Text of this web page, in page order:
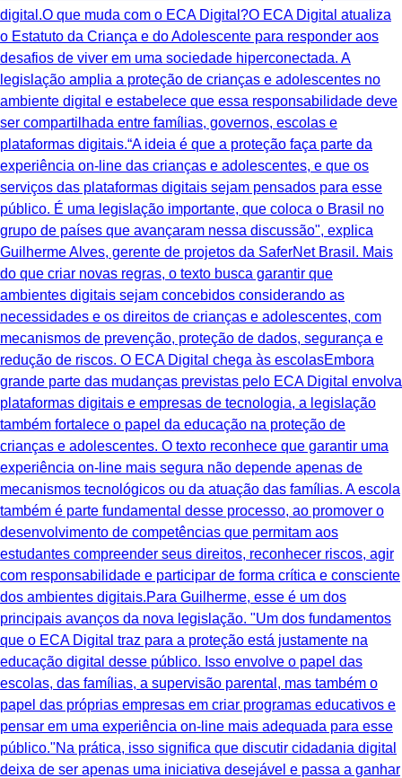
digital.O que muda com o ECA Digital?O ECA Digital atualiza
o Estatuto da Criança e do Adolescente para responder aos
desafios de viver em uma sociedade hiperconectada. A
legislação amplia a proteção de crianças e adolescentes no
ambiente digital e estabelece que essa responsabilidade deve
ser compartilhada entre famílias, governos, escolas e
plataformas digitais.“A ideia é que a proteção faça parte da
experiência on-line das crianças e adolescentes, e que os
serviços das plataformas digitais sejam pensados para esse
público. É uma legislação importante, que coloca o Brasil no
grupo de países que avançaram nessa discussão", explica
Guilherme Alves, gerente de projetos da SaferNet Brasil. Mais
do que criar novas regras, o texto busca garantir que
ambientes digitais sejam concebidos considerando as
necessidades e os direitos de crianças e adolescentes, com
mecanismos de prevenção, proteção de dados, segurança e
redução de riscos. O ECA Digital chega às escolasEmbora
grande parte das mudanças previstas pelo ECA Digital envolva
plataformas digitais e empresas de tecnologia, a legislação
também fortalece o papel da educação na proteção de
crianças e adolescentes. O texto reconhece que garantir uma
experiência on-line mais segura não depende apenas de
mecanismos tecnológicos ou da atuação das famílias. A escola
também é parte fundamental desse processo, ao promover o
desenvolvimento de competências que permitam aos
estudantes compreender seus direitos, reconhecer riscos, agir
com responsabilidade e participar de forma crítica e consciente
dos ambientes digitais.Para Guilherme, esse é um dos
principais avanços da nova legislação. "Um dos fundamentos
que o ECA Digital traz para a proteção está justamente na
educação digital desse público. Isso envolve o papel das
escolas, das famílias, a supervisão parental, mas também o
papel das próprias empresas em criar programas educativos e
pensar em uma experiência on-line mais adequada para esse
público."Na prática, isso significa que discutir cidadania digital
deixa de ser apenas uma iniciativa desejável e passa a ganhar